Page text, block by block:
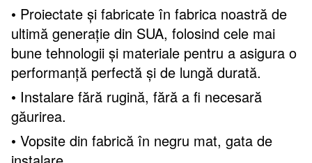
• Proiectate și fabricate în fabrica noastră de
ultimă generație din SUA, folosind cele mai
bune tehnologii și materiale pentru a asigura o
performanță perfectă și de lungă durată.
• Instalare fără rugină, fără a fi necesară
găurirea.
• Vopsite din fabrică în negru mat, gata de